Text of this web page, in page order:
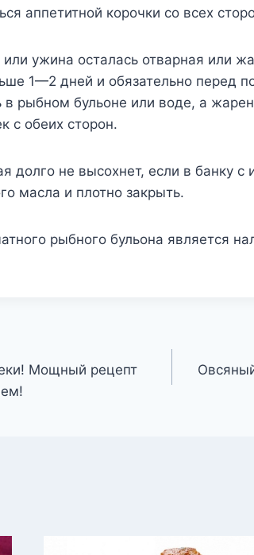
аппетитной корочки со всех
или ужина осталась отварная или
1—2 дней и обязательно перед
в рыбном бульоне или воде, а
с обеих сторон.
долго не высохнет, если в банку с
масла и плотно закрыть.
рыбного бульона является
Мощный рецепт